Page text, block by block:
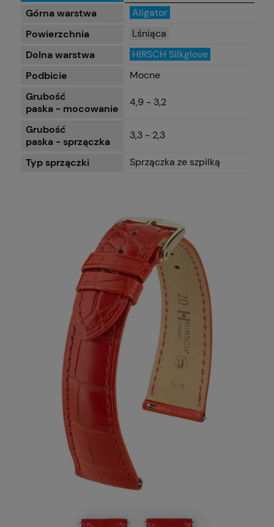
Górna warstwa
Aligator
Powierzchnia
Lśniąca
Dolna warstwa
HIRSCH Silkglove
Podbicie
Mocne
Grubość
paska - mocowanie
4,9 - 3,2
Grubość
paska - sprzączka
3,3 - 2,3
Typ sprzączki Sprzączka ze szpilką